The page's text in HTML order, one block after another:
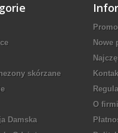
skórzane
Damska
Nowe
O